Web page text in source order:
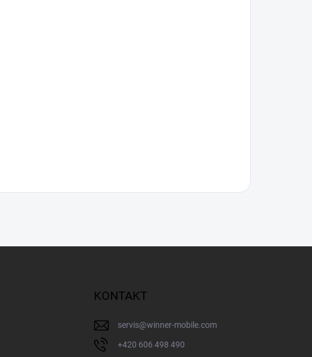
KONTAKT
servis@winner-mobile.com
+420 606 498 490